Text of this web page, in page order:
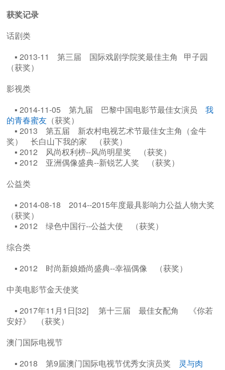
获奖记录
话剧类
▪ 2013-11 第三届 国际戏剧学院奖最佳主角 甲子园
（获奖）
影视类
▪ 2014-11-05 第九届 巴黎中国电影节最佳女演员 我
的青春蜜友（获奖）
▪ 2013 第五届 新农村电视艺术节最佳女主角（金牛
奖） 长白山下我的家 （获奖）
▪ 2012 风尚权利榜--风尚明星奖 （获奖）
▪ 2012 亚洲偶像盛典--新锐艺人奖 （获奖）
公益类
▪ 2014-08-18 2014--2015年度最具影响力公益人物大奖
（获奖）
▪ 2012 绿色中国行--公益大使 （获奖）
综合类
▪ 2012 时尚新娘婚尚盛典--幸福偶像 （获奖）
中美电影节金天使奖
▪ 2017年11月1日[32] 第十三届 最佳女配角 《你若
安好》 （获奖）
澳门国际电视节
▪ 2018 第9届澳门国际电视节优秀女演员奖
灵与肉